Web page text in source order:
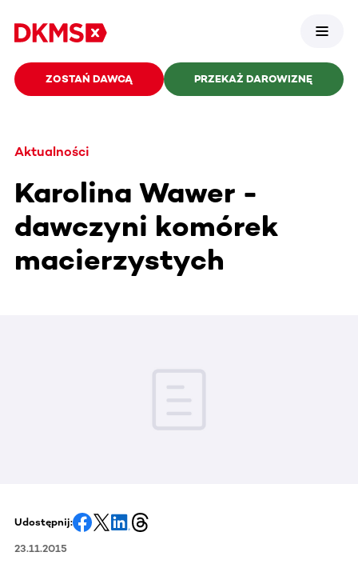
ZOSTAŃ DAWCĄ PRZEKAŻ DAROWIZNĘ
Aktualności
Karolina Wawer -
dawczyni komórek
macierzystych
Udostępnij:
23.11.2015